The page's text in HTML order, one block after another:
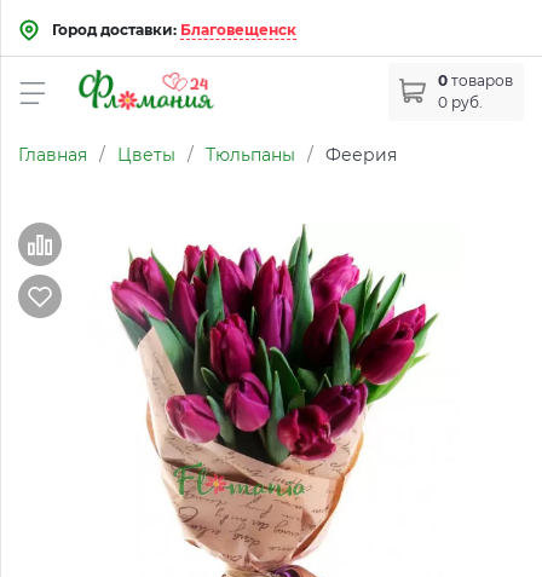
Город доставки: Благовещенск
0 товаров
0 руб.
Главная / Цветы / Тюльпаны / Феерия